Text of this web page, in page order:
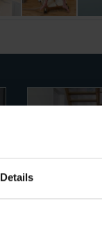
Details